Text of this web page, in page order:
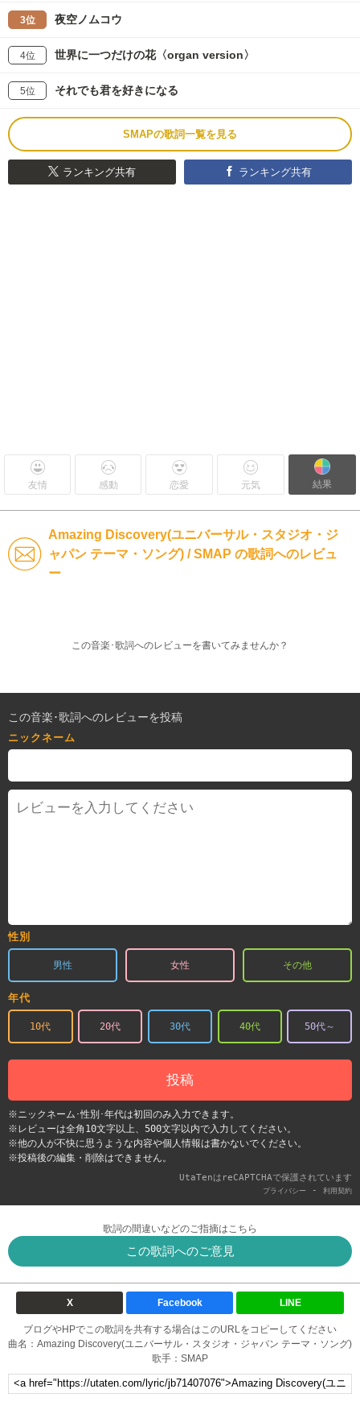
3位 夜空ノムコウ
4位 世界に一つだけの花〈organ version〉
5位 それでも君を好きになる
SMAPの歌詞一覧を見る
ランキング共有 ランキング共有
友情 感動 恋愛 元気 結果
Amazing Discovery(ユニバーサル・スタジオ・ジ
ャパン テーマ・ソング) / SMAP の歌詞へのレビュ
ー
この音楽･歌詞へのレビューを書いてみませんか？
この音楽･歌詞へのレビューを投稿
ニックネーム
性別
男性 女性 その他
年代
10代 20代 30代 40代 50代～
投稿
※ニックネーム･性別･年代は初回のみ入力できます。
※レビューは全角10文字以上、500文字以内で入力してください。
※他の人が不快に思うような内容や個人情報は書かないでください。
※投稿後の編集・削除はできません。
UtaTenはreCAPTCHAで保護されています
プライバシー - 利用契約
歌詞の間違いなどのご指摘はこちら
この歌詞へのご意見
X Facebook LINE
ブログやHPでこの歌詞を共有する場合はこのURLをコピーしてください
曲名：Amazing Discovery(ユニバーサル・スタジオ・ジャパン テーマ・ソング)
歌手：SMAP